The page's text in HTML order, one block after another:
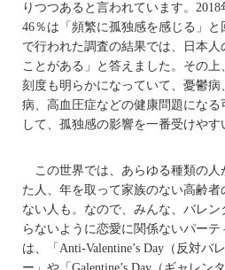
りつつあると言われています。
46％は「頻繁に孤独感を感じる」
で行われた調査の結果では、日本人
ことがある」と答えました。その
刻度も明らかになっていて、憂鬱
病、高血圧症などの健康問題にな
して、孤独感の影響を一番受けやす
この世界では、あらゆる種類の
た人、年を取って家族のない高齢
ない人も。なので、みんな、バレ
らないように恋愛に関係ないパー
は、「Anti-Valentine’s Day（反対バ